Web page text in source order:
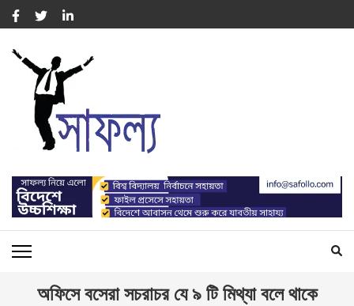
Skip
to
content
(Press
সাফল্য – SUCCESS : WORK
FOR CAPACITY BUILDING
For Capacity Building of Professional People
অফিসে বসেরা সচরাচর যে ৯ টি মিথ্যা বলে থাকে